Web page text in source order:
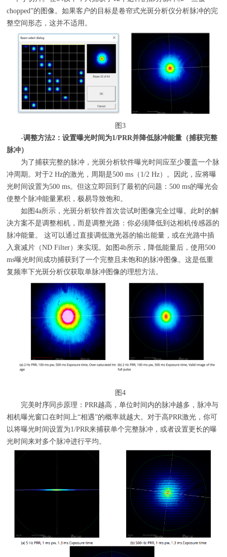
chopped”的图像。如果客户的目标是卷帘式光斑分析仪分析脉冲的完
整空间形态，这并不适用。
图3
-调整方法2 ：设置曝光时间为1/PRR并降低脉冲能量（捕获完整
脉冲）
为了捕获完整的脉冲，光斑分析软件曝光时间应至少覆盖一个脉
冲周期。对于2 Hz的激光，周期是500 ms （ 1/2 Hz）。因此，应将曝
光时间设置为500 ms。但这立即回到了最初的问题：500 ms的曝光会
使整个脉冲能量累积，极易导致饱和。
如图4a所示，光斑分析软件首次尝试时图像完全过曝。此时的解
决方案不是调整相机，而是调整光路：你必须降低到达相机传感器的
脉冲能量。 这可以通过直接调低激光器的输出能量，或在光路中插
入衰减片（ND Filter）来实现。如图4b所示，降低能量后，使用500
ms曝光时间成功捕获到了一个完整且未饱和的脉冲图像。这是低重
复频率下光斑分析仪获取单脉冲图像的理想方法。
图4
完美时序同步原理：PRR越高，单位时间内的脉冲越多，脉冲与
相机曝光窗口在时间上“相遇”的概率就越大。对于高PRR激光，你可
以将曝光时间设置为1/PRR来捕获单个完整脉冲，或者设置更长的曝
光时间来对多个脉冲进行平均。